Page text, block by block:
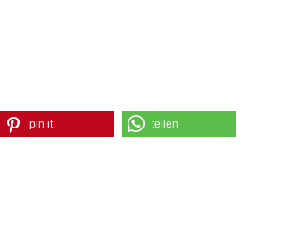
pin it teilen